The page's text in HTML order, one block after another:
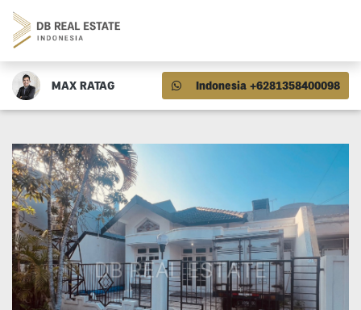
MAX RATAG Indonesia +6281358400098